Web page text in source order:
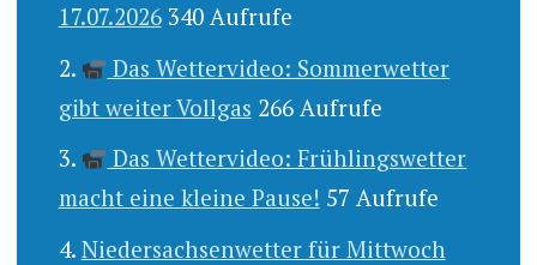
17.07.2026 340 Aufrufe
Das Wettervideo: Sommerwetter
gibt weiter Vollgas 266 Aufrufe
Das Wettervideo: Frühlingswetter
macht eine kleine Pause! 57 Aufrufe
Niedersachsenwetter für Mittwoch